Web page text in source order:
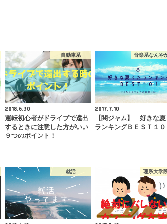
自動車系
2018.6.30
運転初心者がドライブで遠出
するときに注意した方がいい
９つのポイント！
音楽系なんや
2017.7.10
【関ジャム】 好きな夏
ランキングＢＥＳＴ１０
就活 理系大学